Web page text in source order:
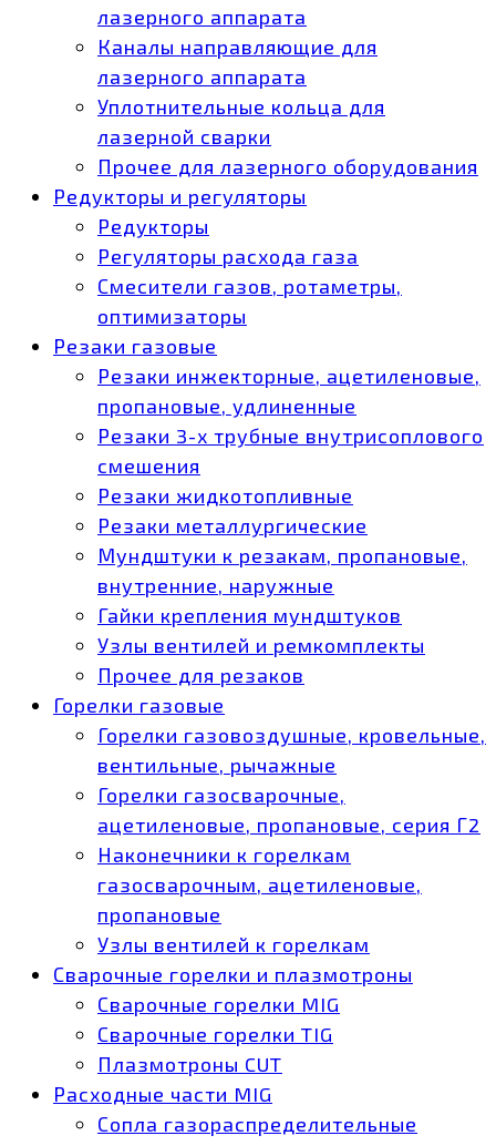
лазерного аппарата
Каналы направляющие для
лазерного аппарата
Уплотнительные кольца для
лазерной сварки
Прочее для лазерного оборудования
Редукторы и регуляторы
Редукторы
Регуляторы расхода газа
Смесители газов, ротаметры,
оптимизаторы
Резаки газовые
Резаки инжекторные, ацетиленовые,
пропановые, удлиненные
Резаки 3-х трубные внутрисоплового
смешения
Резаки жидкотопливные
Резаки металлургические
Мундштуки к резакам, пропановые,
внутренние, наружные
Гайки крепления мундштуков
Узлы вентилей и ремкомплекты
Прочее для резаков
Горелки газовые
Горелки газовоздушные, кровельные,
вентильные, рычажные
Горелки газосварочные,
ацетиленовые, пропановые, серия Г2
Наконечники к горелкам
газосварочным, ацетиленовые,
пропановые
Узлы вентилей к горелкам
Сварочные горелки и плазмотроны
Сварочные горелки MIG
Сварочные горелки TIG
Плазмотроны CUT
Расходные части MIG
Сопла газораспределительные